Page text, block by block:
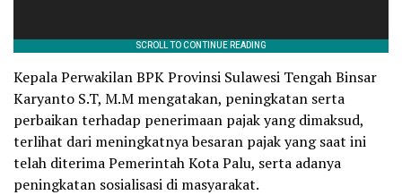
Kepala Perwakilan BPK Provinsi Sulawesi Tengah Binsar
Karyanto S.T, M.M mengatakan, peningkatan serta
perbaikan terhadap penerimaan pajak yang dimaksud,
terlihat dari meningkatnya besaran pajak yang saat ini
telah diterima Pemerintah Kota Palu, serta adanya
peningkatan sosialisasi di masyarakat.